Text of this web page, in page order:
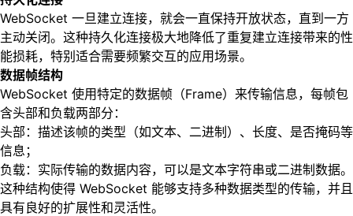
WebSocket 一旦建立连接，就会一直保持开放状态，直到一方
主动关闭。这种持久化连接极大地降低了重复建立连接带来的性
能损耗，特别适合需要频繁交互的应用场景。
数据帧结构
WebSocket 使用特定的数据帧（Frame）来传输信息，每帧包
含头部和负载两部分：
头部：描述该帧的类型（如文本、二进制）、长度、是否掩码等
信息；
负载：实际传输的数据内容，可以是文本字符串或二进制数据。
这种结构使得 WebSocket 能够支持多种数据类型的传输，并且
具有良好的扩展性和灵活性。